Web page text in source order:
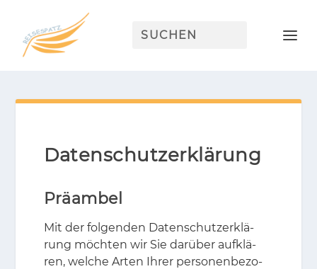
Datenschutzerklärung
Präambel
Mit der fol­gen­den Da­ten­schutz­er­klä­
rung möch­ten wir Sie dar­über auf­klä­
ren, wel­che Ar­ten Ih­rer per­so­nen­be­zo­